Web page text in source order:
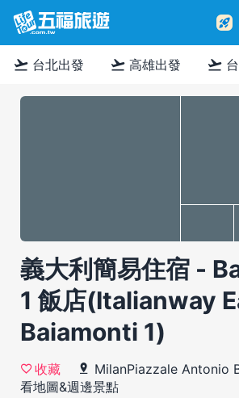
rocket_launch
flight_takeoff 台北出發 flight_takeoff 高雄出發 flight_takeoff
義大利簡易住宿 -
1 飯店(Italianway
Baiamonti 1)
收藏 MilanPiazzale Antonio
看地圖&週邊景點